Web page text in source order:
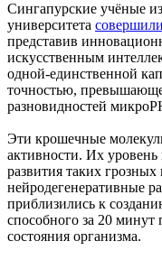
Сингапурские учёные
университета
представив
искусственным
одной-единственной
точностью,
разновидностей
Эти крошечные
активности. Их
развития таких грозных
нейродегенеративные
приблизились к
способного за 20
состояния организма.